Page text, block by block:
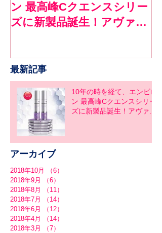
ン 最高峰Cクエンスシリー
ズに新製品誕生！アヴァン
最新記事
10年の時を経て、エンビロ
ン 最高峰Cクエンスシリー
ズに新製品誕生！アヴァン
アーカイブ
2018年10月 （6）
2018年9月
（6）
2018年8月
（11）
2018年7月
（14）
2018年6月
（12）
2018年4月
（14）
2018年3月
（7）